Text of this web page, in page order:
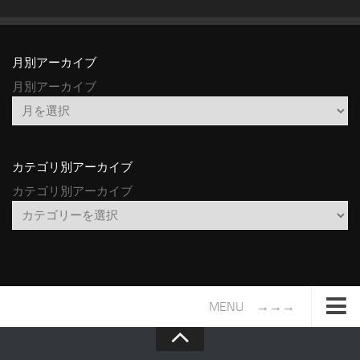
月別アーカイブ
月別アーカイブ
カテゴリ別アーカイブ
カテゴリ別アーカイブ
MENU →→→